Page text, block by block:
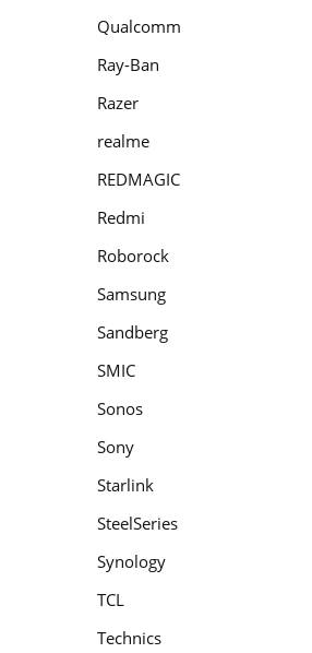
Qualcomm
Ray-Ban
Razer
realme
REDMAGIC
Redmi
Roborock
Samsung
Sandberg
SMIC
Sonos
Sony
Starlink
SteelSeries
Synology
TCL
Technics